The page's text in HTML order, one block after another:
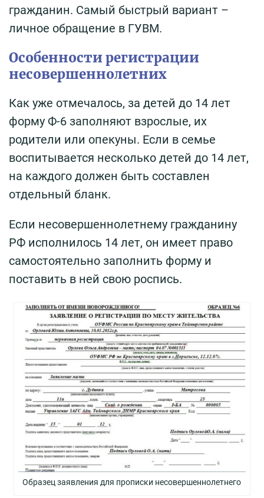
гражданин. Самый быстрый вариант –
личное обращение в ГУВМ.
Особенности регистрации
несовершеннолетних
Как уже отмечалось, за детей до 14 лет
форму Ф-6 заполняют взрослые, их
родители или опекуны. Если в семье
воспитывается несколько детей до 14 лет,
на каждого должен быть составлен
отдельный бланк.
Если несовершеннолетнему гражданину
РФ исполнилось 14 лет, он имеет право
самостоятельно заполнить форму и
поставить в ней свою роспись.
Образец заявления для прописки несовершеннолетнего